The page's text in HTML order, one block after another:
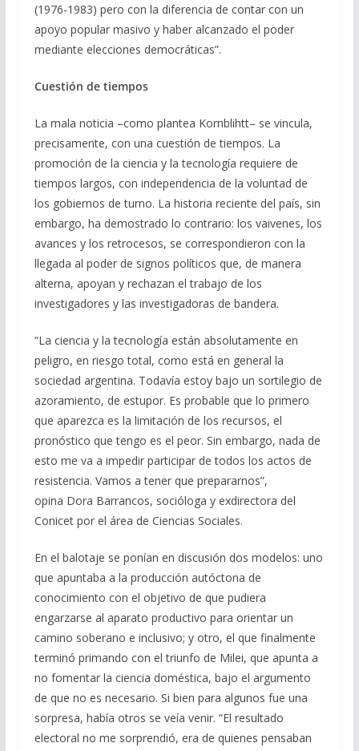
(1976-1983) pero con la diferencia de contar con un
apoyo popular masivo y haber alcanzado el poder
mediante elecciones democráticas”.
Cuestión de tiempos
La mala noticia –como plantea Kornblihtt– se vincula,
precisamente, con una cuestión de tiempos. La
promoción de la ciencia y la tecnología requiere de
tiempos largos, con independencia de la voluntad de
los gobiernos de turno. La historia reciente del país, sin
embargo, ha demostrado lo contrario: los vaivenes, los
avances y los retrocesos, se correspondieron con la
llegada al poder de signos políticos que, de manera
alterna, apoyan y rechazan el trabajo de los
investigadores y las investigadoras de bandera.
“La ciencia y la tecnología están absolutamente en
peligro, en riesgo total, como está en general la
sociedad argentina. Todavía estoy bajo un sortilegio de
azoramiento, de estupor. Es probable que lo primero
que aparezca es la limitación de los recursos, el
pronóstico que tengo es el peor. Sin embargo, nada de
esto me va a impedir participar de todos los actos de
resistencia. Vamos a tener que prepararnos”,
opina Dora Barrancos, socióloga y exdirectora del
Conicet por el área de Ciencias Sociales.
En el balotaje se ponían en discusión dos modelos: uno
que apuntaba a la producción autóctona de
conocimiento con el objetivo de que pudiera
engarzarse al aparato productivo para orientar un
camino soberano e inclusivo; y otro, el que finalmente
terminó primando con el triunfo de Milei, que apunta a
no fomentar la ciencia doméstica, bajo el argumento
de que no es necesario. Si bien para algunos fue una
sorpresa, había otros se veía venir. “El resultado
electoral no me sorprendió, era de quienes pensaban